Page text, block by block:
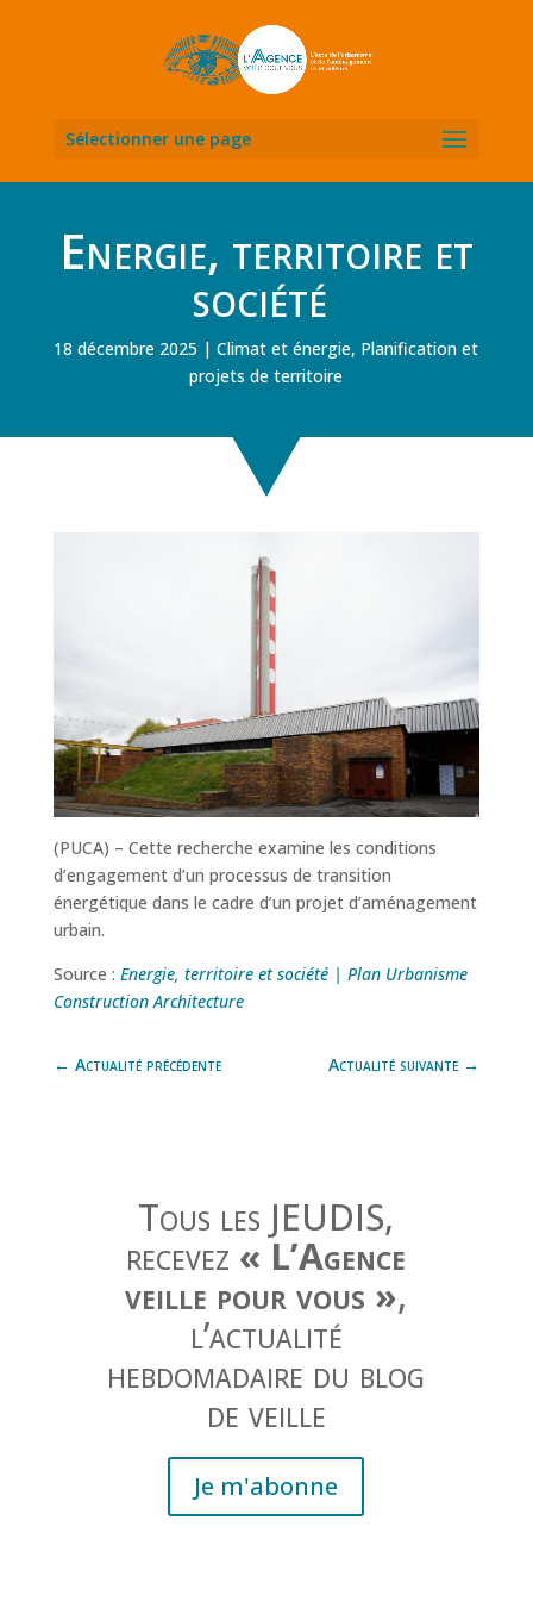
Sélectionner une page
Energie, territoire et
société
18 décembre 2025 Climat et énergie, Planification et
projets de territoire
(PUCA) – Cette recherche examine les conditions
d’engagement d’un processus de transition
énergétique dans le cadre d’un projet d’aménagement
urbain.
Source : Energie, territoire et société | Plan Urbanisme
Construction Architecture
← Actualité précédente Actualité suivante →
Tous les JEUDIS,
recevez « L’Agence
veille pour vous »,
l’actualité
hebdomadaire du blog
de veille
Je m'abonne